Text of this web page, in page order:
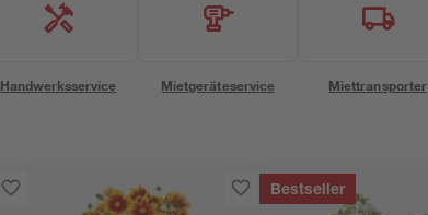
Handwerksservice Mietgeräteservice Miettransporter
Bestseller